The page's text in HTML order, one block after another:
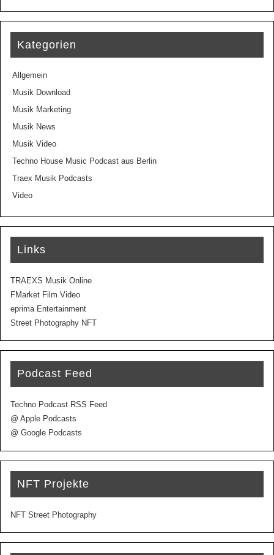
Kategorien
Allgemein
Musik Download
Musik Marketing
Musik News
Musik Video
Techno House Music Podcast aus Berlin
Traex Musik Podcasts
Video
Links
TRAEXS Musik Online
FMarket Film Video
eprima Entertainment
Street Photography NFT
Podcast Feed
Techno Podcast RSS Feed
@ Apple Podcasts
@ Google Podcasts
NFT Projekte
NFT Street Photography